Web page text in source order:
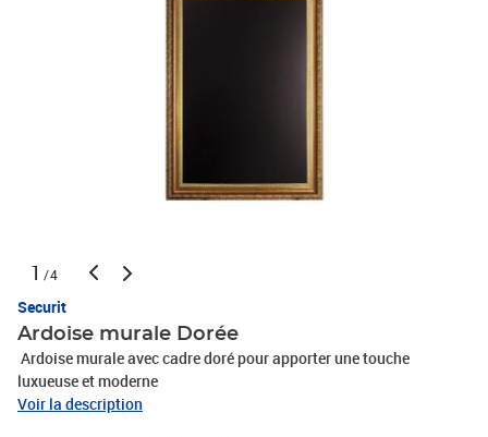
1 /4
Securit
Ardoise murale Dorée
Ardoise murale avec cadre doré pour apporter une touche
luxueuse et moderne
Voir la description